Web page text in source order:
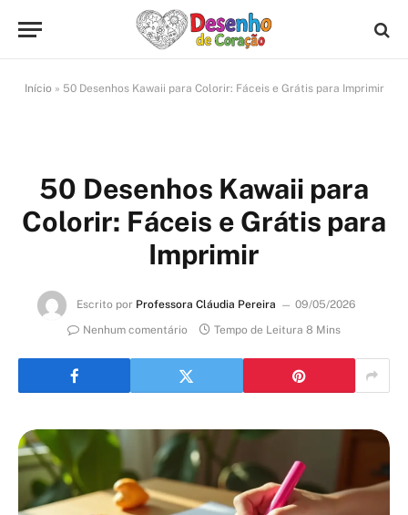
Início » 50 Desenhos Kawaii para Colorir: Fáceis e Grátis para Imprimir
50 Desenhos Kawaii para
Colorir: Fáceis e Grátis para
Imprimir
Escrito por Professora Cláudia Pereira
09/05/2026
Nenhum comentário
Tempo de Leitura 8 Mins